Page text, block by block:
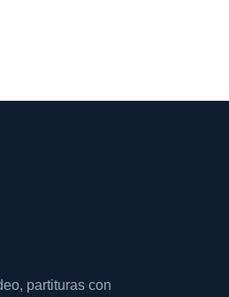
partituras con